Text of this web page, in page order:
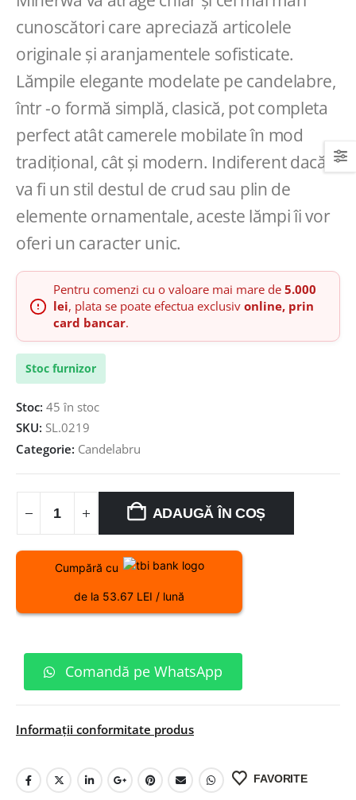
cunoscători care apreciază articolele
originale și aranjamentele sofisticate.
Lămpile elegante modelate pe candelabre,
într -o formă simplă, clasică, pot completa
perfect atât camerele mobilate în mod
tradițional, cât și modern. Indiferent dacă
va fi un stil destul de crud sau plin de
elemente ornamentale, aceste lămpi îi vor
oferi un caracter unic.
Pentru comenzi cu o valoare mai mare de 5.000
lei, plata se poate efectua exclusiv online, prin
card bancar.
Stoc furnizor
Stoc: 45 în stoc
SKU: SL.0219
Categorie: Candelabru
ADAUGĂ ÎN COȘ
Cumpără cu
de la 53.67 LEI / lună
Comandă pe WhatsApp
Informații conformitate produs
FAVORITE